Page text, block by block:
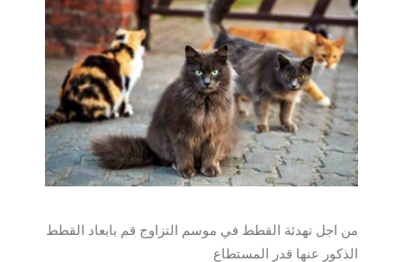
من اجل تهدئة القطط في موسم التزاوج قم بابعاد القطط
الذكور عنها قدر المستطاع